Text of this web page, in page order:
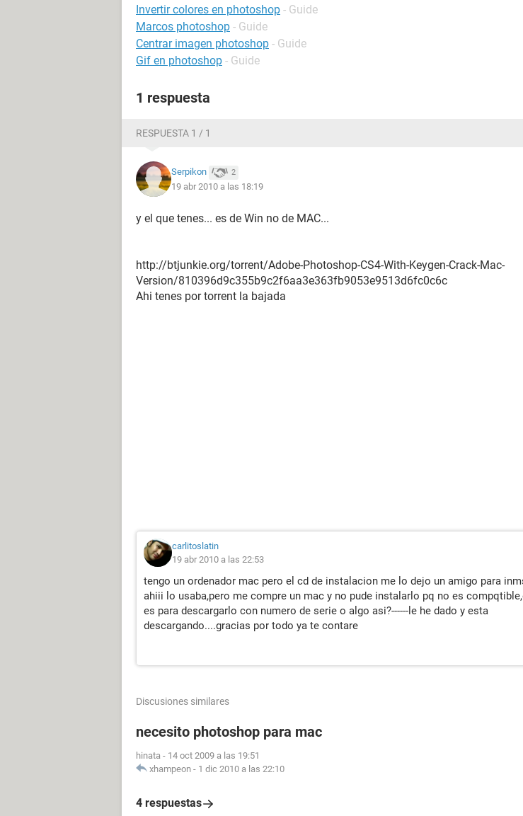
Invertir colores en photoshop - Guide
Marcos photoshop - Guide
Centrar imagen photoshop - Guide
Gif en photoshop - Guide
1 respuesta
RESPUESTA 1 / 1
Serpikon 2
19 abr 2010 a las 18:19
y el que tenes... es de Win no de MAC...
http://btjunkie.org/torrent/Adobe-Photoshop-CS4-With-Keygen-Crack-Mac-
Version/810396d9c355b9c2f6aa3e363fb9053e9513d6fc0c6c
Ahi tenes por torrent la bajada
carlitoslatin
19 abr 2010 a las 22:53
tengo un ordenador mac pero el cd de instalacion me lo dejo un amigo para
ahiii lo usaba,pero me compre un mac y no pude instalarlo pq no es
es para descargarlo con numero de serie o algo asi?------le he dado y esta
descargando....gracias por todo ya te contare
Discusiones similares
necesito photoshop para mac
hinata - 14 oct 2009 a las 19:51
xhampeon - 1 dic 2010 a las 22:10
4 respuestas